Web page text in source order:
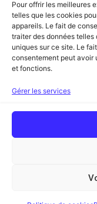
Pour offrir les meilleures
telles que les cookies
appareils. Le fait de
traiter des données telles
uniques sur ce site. Le
consentement peut avoir
et fonctions.
Gérer les services
Sel et Eau (ex Sel et